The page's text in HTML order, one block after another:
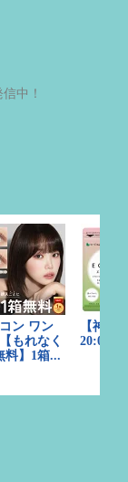
中！